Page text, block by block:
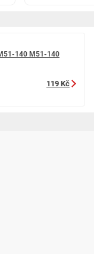
140 M51-140
119 Kč